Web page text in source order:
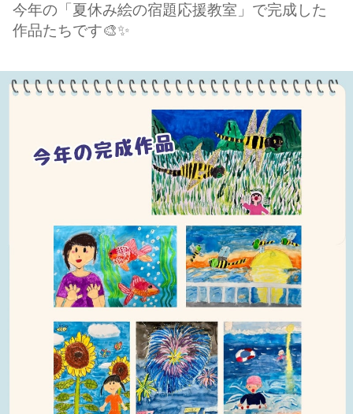
今年の「夏休み絵の宿題応援教室」で完成した
作品たちです🎨✨